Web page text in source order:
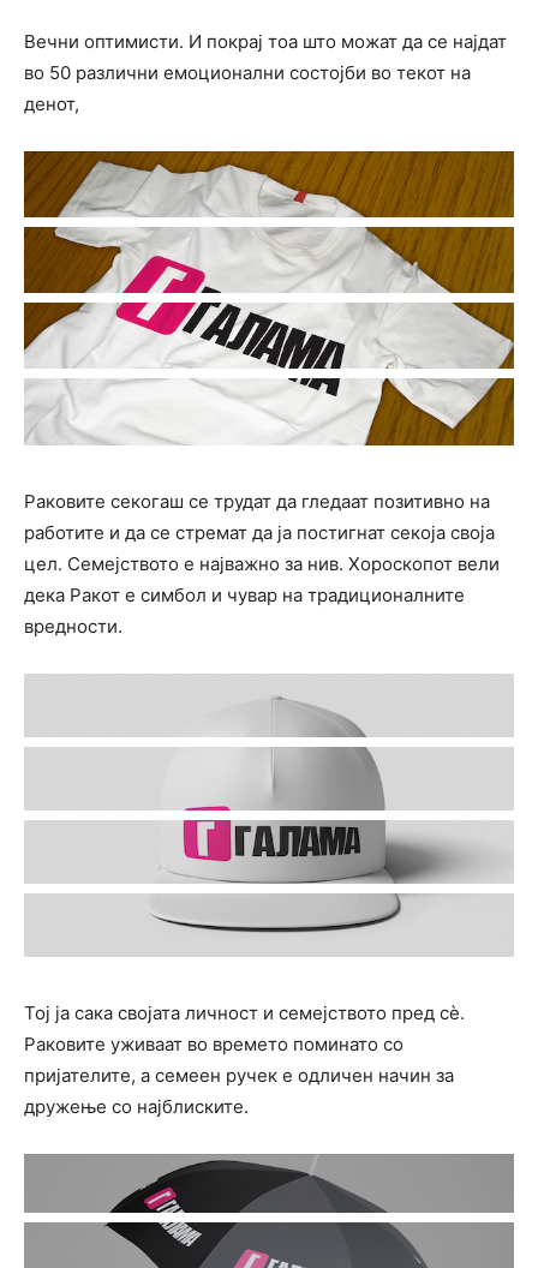
Вечни оптимисти. И покрај тоа што можат да се најдат
во 50 различни емоционални состојби во текот на
денот,
Раковите секогаш се трудат да гледаат позитивно на
работите и да се стремат да ја постигнат секоја своја
цел. Семејството е најважно за нив. Хороскопот вели
дека Ракот е симбол и чувар на традиционалните
вредности.
Тој ја сака својата личност и семејството пред сè.
Раковите уживаат во времето поминато со
пријателите, а семеен ручек е одличен начин за
дружење со најблиските.